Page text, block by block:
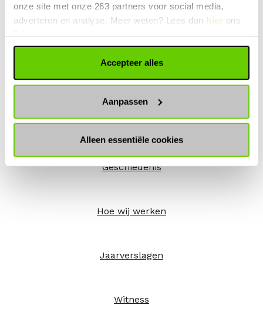
onze site met onze 263 partners voor social media,
adverteren en analyse. Meer weten? Lees dan hier ons
Accepteer alles
Aanpassen
Alleen essentiële cookies
Missie
Successen
Acties
Geschiedenis
Hoe wij werken
Jaarverslagen
Witness